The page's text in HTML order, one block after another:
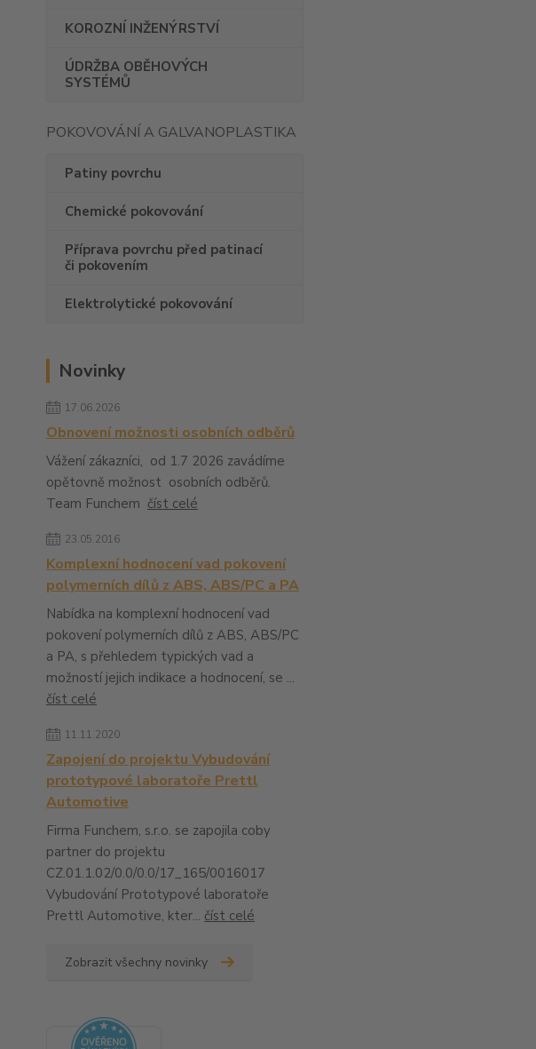
KOROZNÍ INŽENÝRSTVÍ
ÚDRŽBA OBĚHOVÝCH
SYSTÉMŮ
POKOVOVÁNÍ A GALVANOPLASTIKA
Patiny povrchu
Chemické pokovování
Příprava povrchu před patinací
či pokovením
Elektrolytické pokovování
Novinky
17.06.2026
Obnovení možnosti osobních odběrů
Vážení zákazníci, od 1.7 2026 zavádíme
opětovně možnost osobních odběrů.
Team Funchem číst celé
23.05.2016
Komplexní hodnocení vad pokovení
polymerních dílů z ABS, ABS/PC a PA
Nabídka na komplexní hodnocení vad
pokovení polymerních dílů z ABS, ABS/PC
a PA, s přehledem typických vad a
možností jejich indikace a hodnocení, se ...
číst celé
11.11.2020
Zapojení do projektu Vybudování
prototypové laboratoře Prettl
Automotive
Firma Funchem, s.r.o. se zapojila coby
partner do projektu
CZ.01.1.02/0.0/0.0/17_165/0016017
Vybudování Prototypové laboratoře
Prettl Automotive, kter... číst celé
Zobrazit všechny novinky